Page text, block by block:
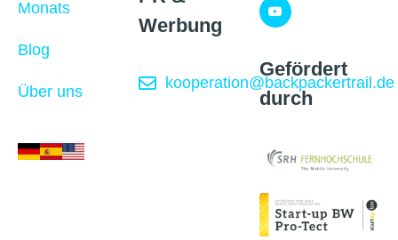
Monats
Blog
Über uns
Werbung
kooperation@backpackertrail.de
Gefördert
durch